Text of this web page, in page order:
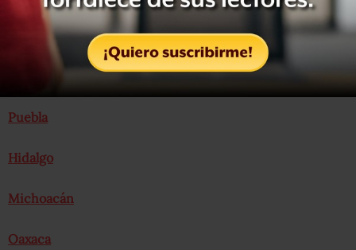
Puebla
Hidalgo
Michoacán
Oaxaca